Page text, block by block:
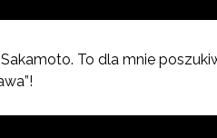
To dla mnie